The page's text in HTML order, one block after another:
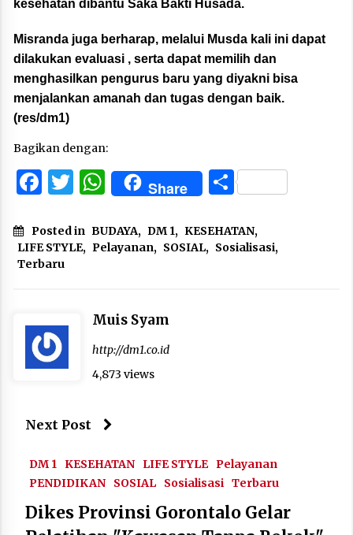
kesehatan dibantu Saka Bakti Husada.
Misranda juga berharap, melalui Musda kali ini dapat
dilakukan evaluasi , serta dapat memilih dan
menghasilkan pengurus baru yang diyakni bisa
menjalankan amanah dan tugas dengan baik.
(res/dm1)
Bagikan dengan:
Facebook
Twitter
WhatsApp
Share Share
Posted in BUDAYA, DM 1, KESEHATAN,
LIFE STYLE, Pelayanan, SOSIAL, Sosialisasi,
Terbaru
Muis Syam
http://dm1.co.id
4,873 views
Next Post
DM 1 KESEHATAN LIFE STYLE Pelayanan
PENDIDIKAN
SOSIAL Sosialisasi Terbaru
Dikes Provinsi Gorontalo Gelar